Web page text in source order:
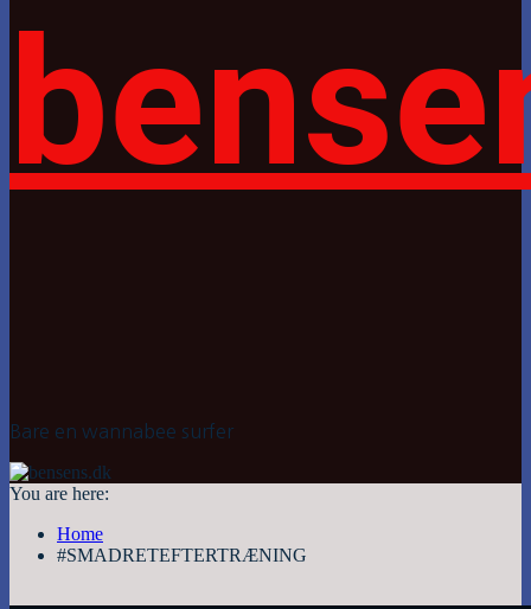
Bare en wannabee surfer
You are here:
Home
#SMADRETEFTERTRÆNING